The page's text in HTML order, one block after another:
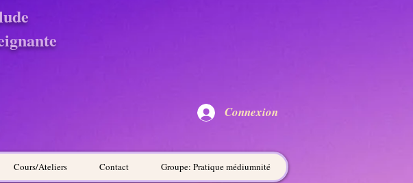
Connexion
Cours/Ateliers Contact Groupe: Pratique médiumnité